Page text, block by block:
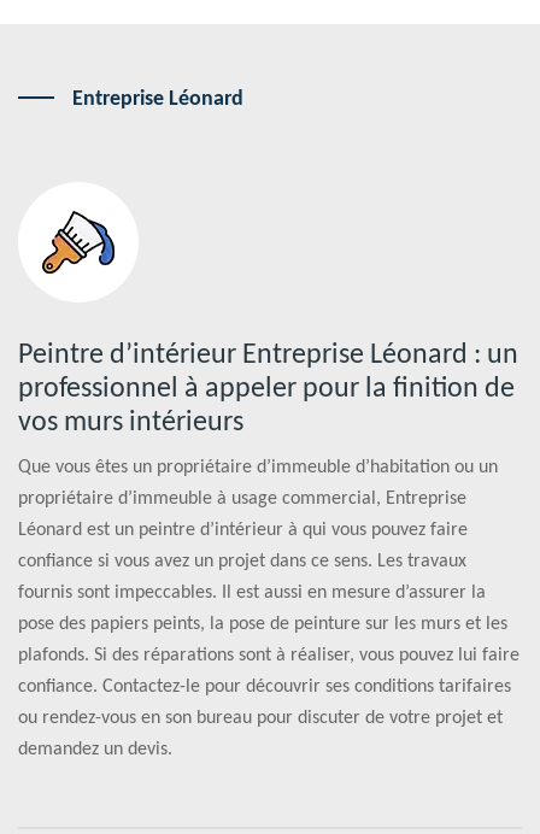
Entreprise Léonard
Peintre d’intérieur Entreprise Léonard : un
professionnel à appeler pour la finition de
vos murs intérieurs
Que vous êtes un propriétaire d’immeuble d’habitation ou un
propriétaire d’immeuble à usage commercial, Entreprise
Léonard est un peintre d’intérieur à qui vous pouvez faire
confiance si vous avez un projet dans ce sens. Les travaux
fournis sont impeccables. Il est aussi en mesure d’assurer la
pose des papiers peints, la pose de peinture sur les murs et les
plafonds. Si des réparations sont à réaliser, vous pouvez lui faire
confiance. Contactez-le pour découvrir ses conditions tarifaires
ou rendez-vous en son bureau pour discuter de votre projet et
demandez un devis.